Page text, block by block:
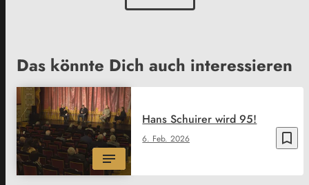
Das könnte Dich auch interessieren
bookmark_border
6. Feb. 2026
Hans Schuirer wird 95!